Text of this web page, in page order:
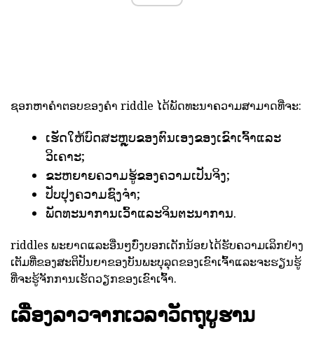
ຊອກຫາຄໍາຕອບຂອງຄໍາ riddle ໄດ້ພັດທະນາຄວາມສາມາດທີ່ຈະ:
ເຮັດໃຫ້ບົດສະຫຼຸບຂອງຕົນເອງຂອງເຂົາເຈົ້າແລະ
ວິເຄາະ;
ຂະຫຍາຍຄວາມຮູ້ຂອງຄວາມເປັນຈິງ;
ປັບປຸງຄວາມຊົງຈໍາ;
ພັດທະນາການເວົ້າແລະຈິນຕະນາການ.
riddles ພະຍາດແລະອື່ນໆບົ່ງບອກເດັກນ້ອຍໄດ້ຮັບຄວາມເລິກຢ່າງ
ເຕັມທີ່ຂອງສະຕິປັນຍາຂອງບັນພະບຸລຸດຂອງເຂົາເຈົ້າແລະຈະຮຽນຮູ້
ທີ່ຈະຮູ້ຈັກການເຮັດວຽກຂອງເຂົາເຈົ້າ.
ເລື່ອງລາວຈາກເວລາວັດຖຸບູຮານ